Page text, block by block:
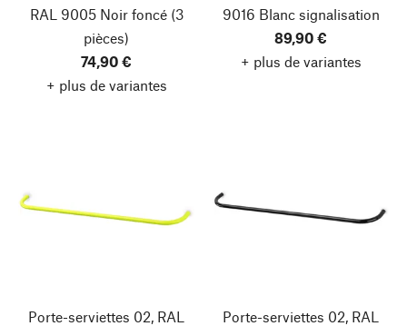
RAL 9005 Noir foncé(3
pièces)
74,90 €
+ plus de variantes
9016 Blanc signalisation
89,90 €
+ plus de variantes
Porte-serviettes 02, RAL
Porte-serviettes 02, RAL